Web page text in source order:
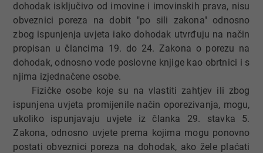
dohodak isključivo od imovine i imovinskih prava, nisu
obveznici poreza na dobit "po sili zakona" odnosno
zbog ispunjenja uvjeta iako dohodak utvrđuju na način
propisan u člancima 19. do 24. Zakona o porezu na
dohodak, odnosno vode poslovne knjige kao obrtnici i s
njima izjednačene osobe.
Fizičke osobe koje su na vlastiti zahtjev ili zbog
ispunjena uvjeta promijenile način oporezivanja, mogu,
ukoliko ispunjavaju uvjete iz članka 29. stavka 5.
Zakona, odnosno uvjete prema kojima mogu ponovno
postati obveznici poreza na dohodak, ako žele plaćati